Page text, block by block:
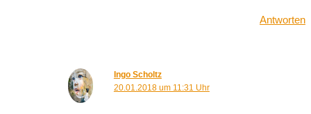
Antworten
Ingo Scholtz
20.01.2018 um 11:31 Uhr